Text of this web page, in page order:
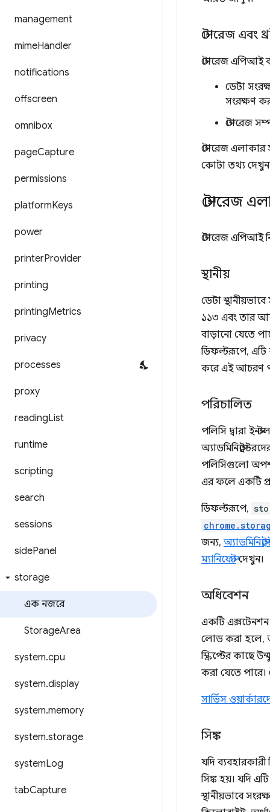
management
mimeHandler
notifications
offscreen
omnibox
pageCapture
permissions
platformKeys
power
printerProvider
printing
printingMetrics
privacy
processes
proxy
readingList
runtime
scripting
search
sessions
sidePanel
storage
এক নজরে
StorageArea
system.cpu
system.display
system.memory
system.storage
systemLog
tabCapture
স্টোরেজ এবং
স্টোরেজ এপিআই
ডেটা
সংরক্ষণ
স্টোরেজ
স্টোরেজ এলাকার
কোটা তথ্য
স্টোরেজ
স্টোরেজ এপিআই
স্থানীয়
ডেটা
১১৩ এবং তার
বাড়ানো যেতে
ডিফল্টরূপে, এটি
করে এই আচরণ
পরিচালিত
পলিসি দ্বারা
পলিসিগুলো
এর ফলে একটি
ডিফল্টরূপে,
জন্য,
ম্যানিফেস্টদেখুন।
অধিবেশন
একটি এক্সটেনশন
লোড করা হলে,
স্ক্রিপ্টের কাছে
করা যেতে
সার্ভিস
সিঙ্ক
যদি
সিঙ্ক হয়। যদি
স্থানীয়ভাবে